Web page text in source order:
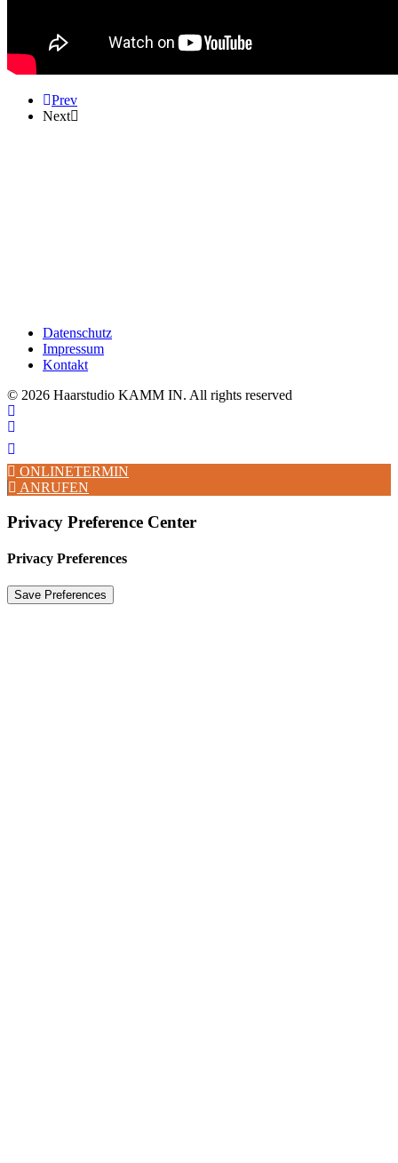
Prev
Next
Datenschutz
Impressum
Kontakt
© 2026 Haarstudio KAMM IN. All rights reserved
ONLINETERMIN
ANRUFEN
Privacy Preference Center
Privacy Preferences